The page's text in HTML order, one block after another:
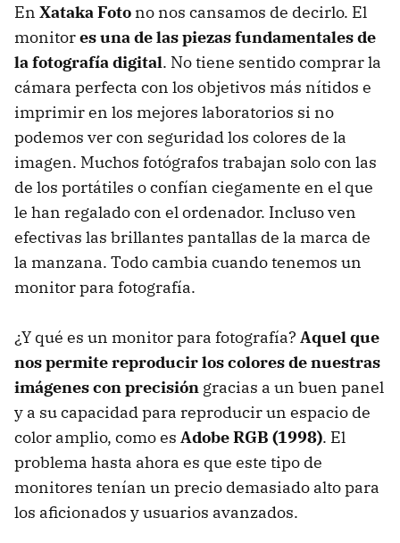
En Xataka Foto no nos cansamos de decirlo. El
monitores una de las piezas fundamentales de
la fotografía digital. No tiene sentido comprar la
cámara perfecta con los objetivos más nítidos e
imprimir en los mejores laboratorios si no
podemos ver con seguridad los colores de la
imagen. Muchos fotógrafos trabajan solo con las
de los portátiles o confían ciegamente en el que
le han regalado con el ordenador. Incluso ven
efectivas las brillantes pantallas de la marca de
la manzana. Todo cambia cuando tenemos un
monitor para fotografía.
¿Y qué es un monitor para fotografía? Aquel que
nos permite reproducir los colores de nuestras
imágenes con precisión gracias a un buen panel
y a su capacidad para reproducir un espacio de
color amplio, como es Adobe RGB (1998). El
problema hasta ahora es que este tipo de
monitores tenían un precio demasiado alto para
los aficionados y usuarios avanzados.